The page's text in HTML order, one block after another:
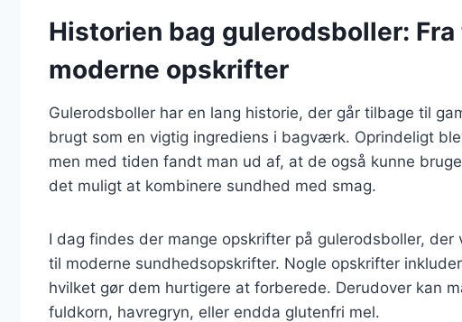
Historien bag gulerodsboller:
moderne opskrifter
Gulerodsboller har en lang historie, der går tilbage til
brugt som en vigtig ingrediens i bagværk. Oprindeligt
men med tiden fandt man ud af, at de også kunne
det muligt at kombinere sundhed med smag.
I dag findes der mange opskrifter på gulerodsboller,
til moderne sundhedsopskrifter. Nogle opskrifter
hvilket gør dem hurtigere at forberede. Derudover kan
fuldkorn, havregryn, eller endda glutenfri mel.